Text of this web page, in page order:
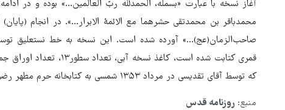
آغاز نسخه با عبارت «بسمله، الحمدلله ربّ العالمین...» بوده و در
محمدباقر بن محمدتقی حشرهما مع الائمۀ الابرار...». در انجام
که توسط آقای تقدیسی در مرداد ۱۳۵۳ شمسی به کتابخانه حرم مطهر رضوی تحویل داده شده است.
منبع: روزنامه قدس